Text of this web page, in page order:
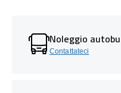
Noleggio
Contattateci